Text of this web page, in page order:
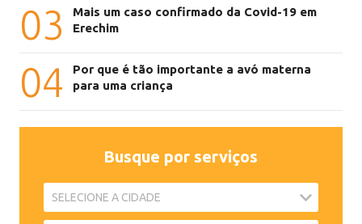
03
Mais um caso confirmado da Covid-19 em
Erechim
04
Por que é tão importante a avó materna
para uma criança
Busque por serviços